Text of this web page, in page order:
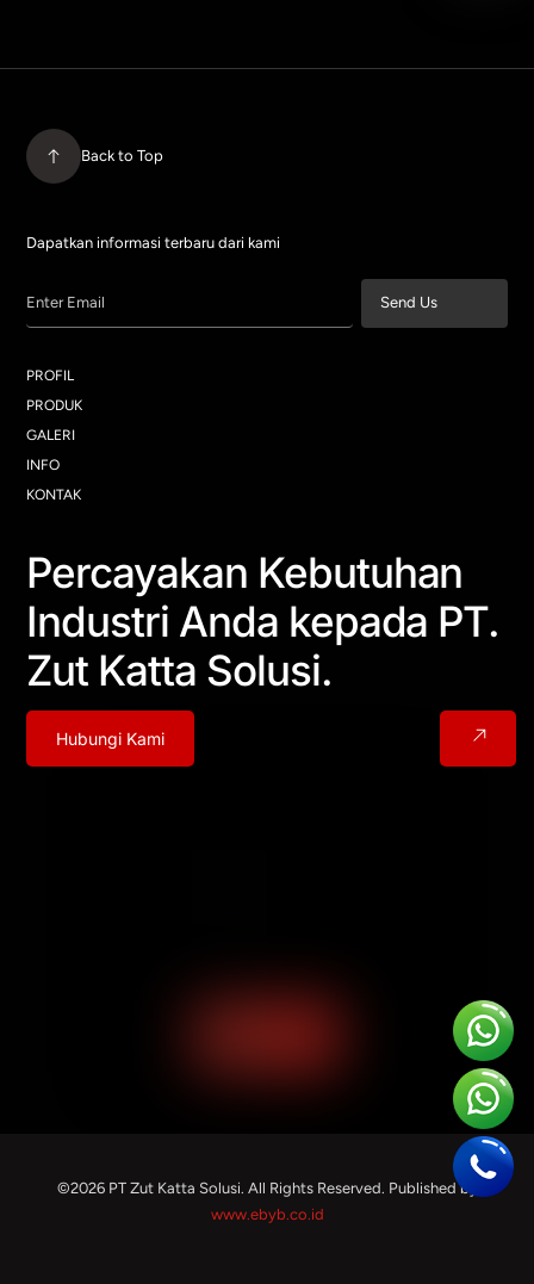
Back to Top
Dapatkan informasi terbaru dari kami
Enter Email Send Us
PROFIL
PRODUK
GALERI
INFO
KONTAK
Percayakan Kebutuhan
Industri Anda kepada PT.
Zut Katta Solusi.
Hubungi Kami
©2026 PT Zut Katta Solusi. All Rights Reserved. Published by
www.ebyb.co.id